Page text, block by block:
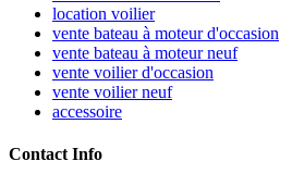
location voilier
vente bateau à moteur d'occasion
vente bateau à moteur neuf
vente voilier d'occasion
vente voilier neuf
accessoire
Contact Info